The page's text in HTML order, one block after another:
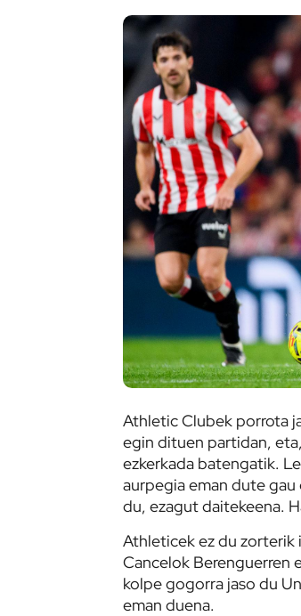
Athletic Clubek porrota
egin dituen partidan,
ezkerkada batengatik.
aurpegia eman dute
du, ezagut daitekeena.
Athleticek ez du zorterik
Cancelok Berenguerren
kolpe gogorra jaso du
eman duena.